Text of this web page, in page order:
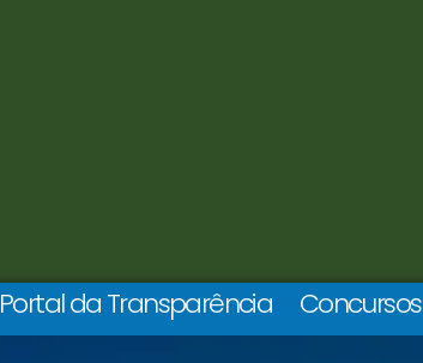
Portal da Transparência Concursos